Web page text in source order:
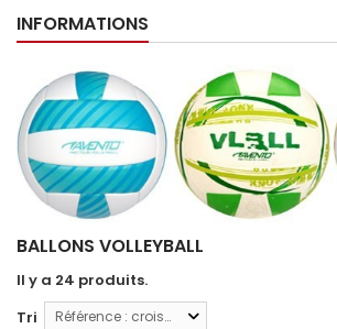
INFORMATIONS
BALLONS VOLLEYBALL
Il y a 24 produits.
Tri
Référence : croissante